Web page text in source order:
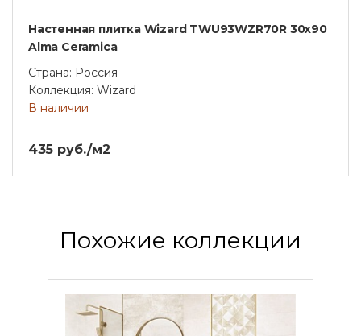
Настенная плитка Wizard TWU93WZR70R 30х90
Alma Ceramica
Страна: Россия
Коллекция: Wizard
В наличии
435 руб./м2
Похожие коллекции